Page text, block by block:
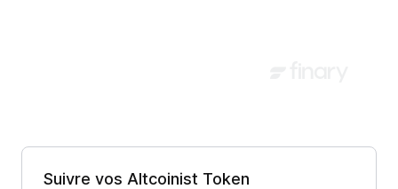
Suivre vos Altcoinist Token